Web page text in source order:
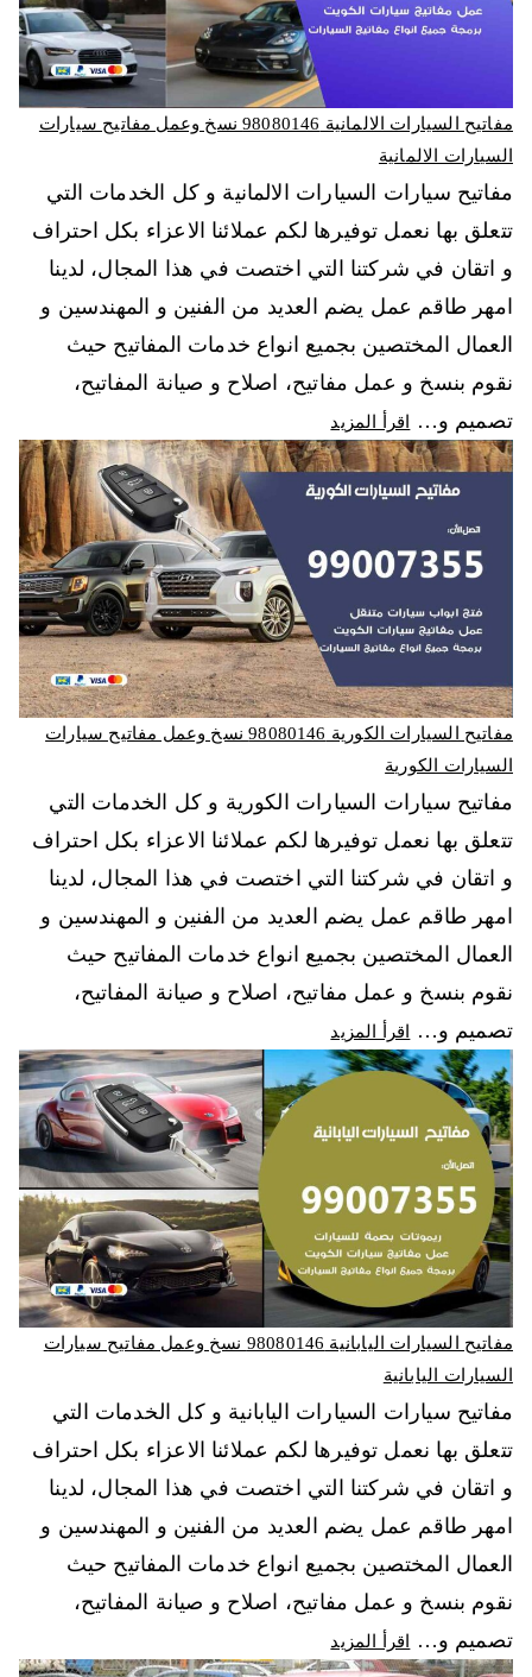
مفاتيح السيارات الالمانية 98080146‬ نسخ وعمل مفاتيح سيارات
السيارات الالمانية
مفاتيح سيارات السيارات الالمانية و كل الخدمات التي
تتعلق بها نعمل توفيرها لكم عملائنا الاعزاء بكل احتراف
و اتقان في شركتنا التي اختصت في هذا المجال، لدينا
امهر طاقم عمل يضم العديد من الفنين و المهندسين و
العمال المختصين بجميع انواع خدمات المفاتيح حيث
نقوم بنسخ و عمل مفاتيح، اصلاح و صيانة المفاتيح،
تصميم و…
اقرأ المزيد
مفاتيح السيارات الكورية 98080146‬ نسخ وعمل مفاتيح سيارات
السيارات الكورية
مفاتيح سيارات السيارات الكورية و كل الخدمات التي
تتعلق بها نعمل توفيرها لكم عملائنا الاعزاء بكل احتراف
و اتقان في شركتنا التي اختصت في هذا المجال، لدينا
امهر طاقم عمل يضم العديد من الفنين و المهندسين و
العمال المختصين بجميع انواع خدمات المفاتيح حيث
نقوم بنسخ و عمل مفاتيح، اصلاح و صيانة المفاتيح،
تصميم و…
اقرأ المزيد
مفاتيح السيارات اليابانية 98080146‬ نسخ وعمل مفاتيح سيارات
السيارات اليابانية
مفاتيح سيارات السيارات اليابانية و كل الخدمات التي
تتعلق بها نعمل توفيرها لكم عملائنا الاعزاء بكل احتراف
و اتقان في شركتنا التي اختصت في هذا المجال، لدينا
امهر طاقم عمل يضم العديد من الفنين و المهندسين و
العمال المختصين بجميع انواع خدمات المفاتيح حيث
نقوم بنسخ و عمل مفاتيح، اصلاح و صيانة المفاتيح،
تصميم و…
اقرأ المزيد